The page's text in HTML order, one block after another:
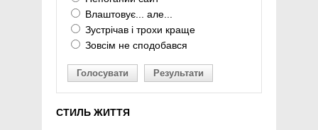
Влаштовує... але...
Зустрічав і трохи краще
Зовсім не сподобався
Голосувати Результати
СТИЛЬ ЖИТТЯ